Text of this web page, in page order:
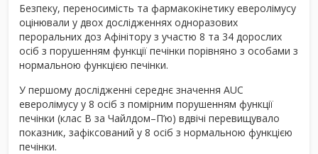
Безпеку, переносимість та фармакокінетику еверолімусу
оцінювали у двох дослідженнях одноразових
пероральних доз Афінітору з участю 8 та 34 дорослих
осіб з порушенням функції печінки порівняно з особами з
нормальною функцією печінки.
У першому дослідженні середнє значення AUC
еверолімусу у 8 осіб з помірним порушенням функції
печінки (клас В за Чайлдом–П’ю) вдвічі перевищувало
показник, зафіксований у 8 осіб з нормальною функцією
печінки.